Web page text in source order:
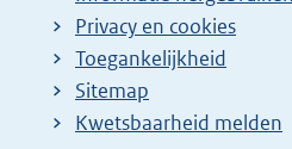
Privacy en cookies
Toegankelijkheid
Sitemap
E
Kwetsbaarheid melden